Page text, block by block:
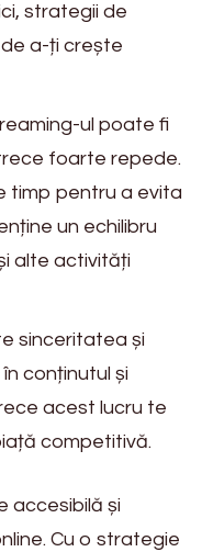
strategii de
a-ți crește
ul poate fi
foarte repede.
timp pentru a evita
un echilibru
alte activități
sinceritatea și
conținutul și
acest lucru te
competitivă.
accesibilă și
Cu o strategie